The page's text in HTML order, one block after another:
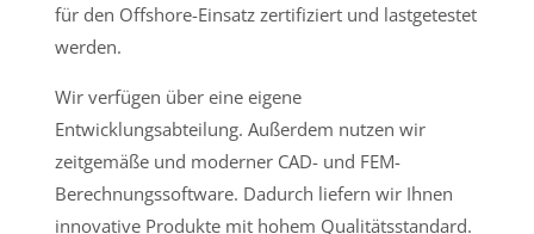
für den Offshore-Einsatz zertifiziert und lastgetestet
werden.
Wir verfügen über eine eigene
Entwicklungsabteilung. Außerdem nutzen wir
zeitgemäße und moderner CAD- und FEM-
Berechnungssoftware. Dadurch liefern wir Ihnen
innovative Produkte mit hohem Qualitätsstandard.